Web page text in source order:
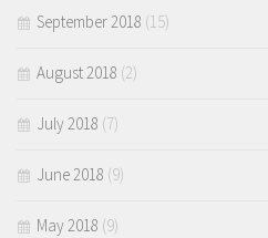
September 2018 (15)
August 2018 (2)
July 2018 (7)
June 2018 (9)
May 2018 (9)